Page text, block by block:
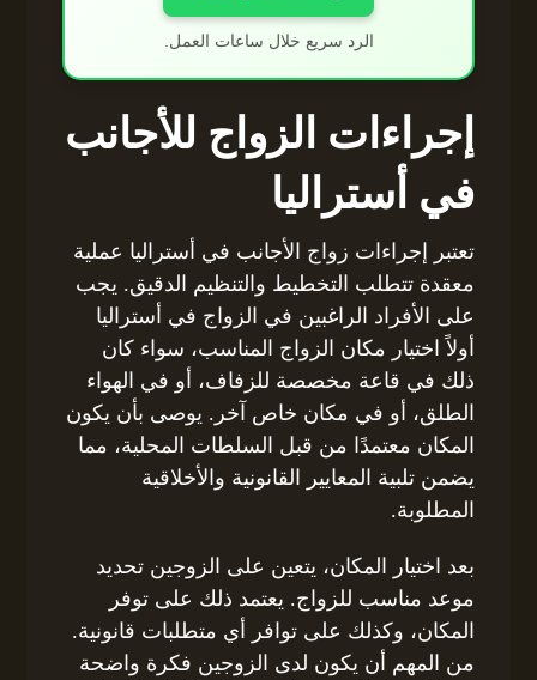
الرد سريع خلال ساعات العمل.
إجراءات الزواج للأجانب
في أستراليا
تعتبر إجراءات زواج الأجانب في أستراليا عملية
معقدة تتطلب التخطيط والتنظيم الدقيق. يجب
على الأفراد الراغبين في الزواج في أستراليا
أولاً اختيار مكان الزواج المناسب، سواء كان
ذلك في قاعة مخصصة للزفاف، أو في الهواء
الطلق، أو في مكان خاص آخر. يوصى بأن يكون
المكان معتمدًا من قبل السلطات المحلية، مما
يضمن تلبية المعايير القانونية والأخلاقية
المطلوبة.
بعد اختيار المكان، يتعين على الزوجين تحديد
موعد مناسب للزواج. يعتمد ذلك على توفر
المكان، وكذلك على توافر أي متطلبات قانونية.
من المهم أن يكون لدى الزوجين فكرة واضحة